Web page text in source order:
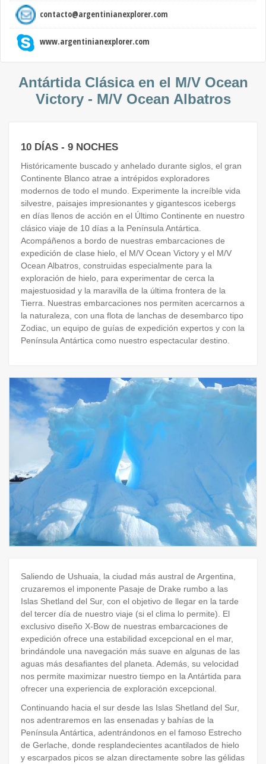
contacto@argentinianexplorer.com
www.argentinianexplorer.com
Antártida Clásica en el M/V Ocean
Victory - M/V Ocean Albatros
10 DÍAS - 9 NOCHES
Históricamente buscado y anhelado durante siglos, el gran
Continente Blanco atrae a intrépidos exploradores
modernos de todo el mundo. Experimente la increíble vida
silvestre, paisajes impresionantes y gigantescos icebergs
en días llenos de acción en el Último Continente en nuestro
clásico viaje de 10 días a la Península Antártica.
Acompáñenos a bordo de nuestras embarcaciones de
expedición de clase hielo, el M/V Ocean Victory y el M/V
Ocean Albatros, construidas especialmente para la
exploración de hielo, para experimentar de cerca la
majestuosidad y la maravilla de la última frontera de la
Tierra. Nuestras embarcaciones nos permiten acercarnos a
la naturaleza, con una flota de lanchas de desembarco tipo
Zodiac, un equipo de guías de expedición expertos y con la
Península Antártica como nuestro espectacular destino.
Saliendo de Ushuaia, la ciudad más austral de Argentina,
cruzaremos el imponente Pasaje de Drake rumbo a las
Islas Shetland del Sur, con el objetivo de llegar en la tarde
del tercer día de nuestro viaje (si el clima lo permite). El
exclusivo diseño X-Bow de nuestras embarcaciones de
expedición ofrece una estabilidad excepcional en el mar,
brindándole una navegación más suave en algunas de las
aguas más desafiantes del planeta. Además, su velocidad
nos permite maximizar nuestro tiempo en la Antártida para
ofrecer una experiencia de exploración excepcional.
Continuando hacia el sur desde las Islas Shetland del Sur,
nos adentraremos en las ensenadas y bahías de la
Península Antártica, adentrándonos en el famoso Estrecho
de Gerlache, donde resplandecientes acantilados de hielo
y escarpados picos se alzan directamente sobre las gélidas